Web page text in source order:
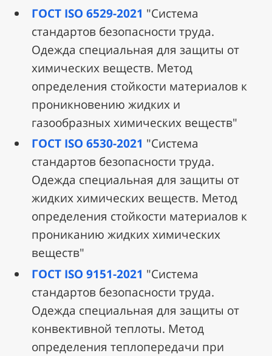
ГОСТ ISO 6529-2021 "Система
стандартов безопасности труда.
Одежда специальная для защиты от
химических веществ. Метод
определения стойкости материалов к
проникновению жидких и
газообразных химических веществ"
ГОСТ ISO 6530-2021 "Система
стандартов безопасности труда.
Одежда специальная для защиты от
жидких химических веществ. Метод
определения стойкости материалов к
прониканию жидких химических
веществ"
ГОСТ ISO 9151-2021 "Система
стандартов безопасности труда.
Одежда специальная для защиты от
конвективной теплоты. Метод
определения теплопередачи при